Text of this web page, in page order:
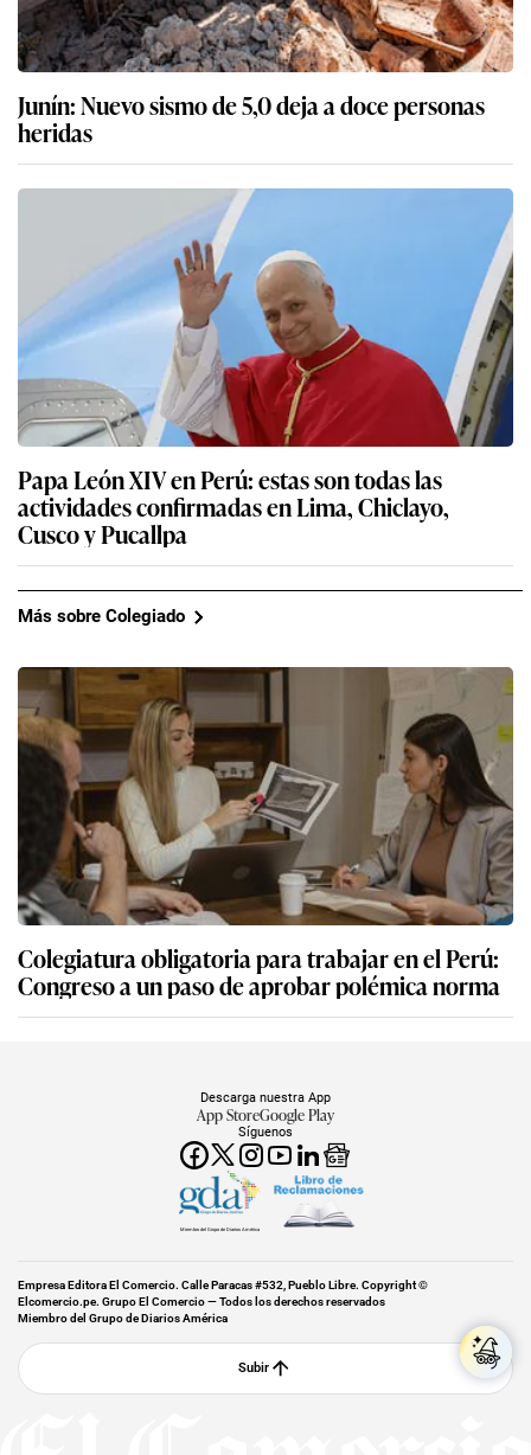
Junín: Nuevo sismo de 5,0 deja a doce personas
heridas
Papa León XIV en Perú: estas son todas las
actividades confirmadas en Lima, Chiclayo,
Cusco y Pucallpa
Más sobre Colegiado
Colegiatura obligatoria para trabajar en el Perú:
Congreso a un paso de aprobar polémica norma
Síguenos
Descarga nuestra App
App StoreGoogle Play
Miembro del Grupo de Diarios América
Empresa Editora El Comercio. Calle Paracas #532, Pueblo Libre. Copyright ©
Elcomercio.pe. Grupo El Comercio — Todos los derechos reservados
Miembro del Grupo de Diarios América
Subir